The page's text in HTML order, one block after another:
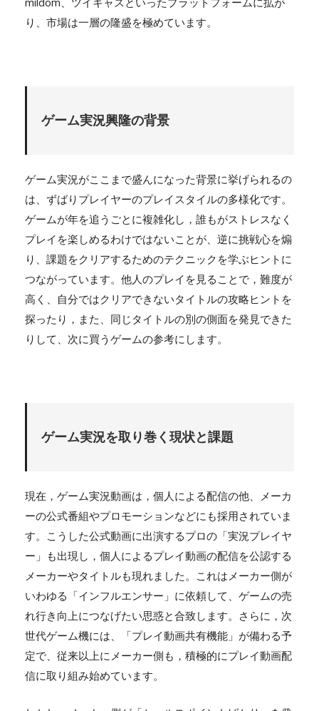
り、市場は一層の隆盛を極めています。
ゲーム実況興隆の背景
ゲーム実況がここまで盛んになった背景に挙げられるの
は、ずばりプレイヤーのプレイスタイルの多様化です。
ゲームが年を追うごとに複雑化し，誰もがストレスなく
プレイを楽しめるわけではないことが、逆に挑戦心を煽
り、課題をクリアするためのテクニックを学ぶヒントに
つながっています。他人のプレイを見ることで，難度が
高く、自分ではクリアできないタイトルの攻略ヒントを
探ったり，また、同じタイトルの別の側面を発見できた
りして、次に買うゲームの参考にします。
ゲーム実況を取り巻く現状と課題
現在，ゲーム実況動画は，個人による配信の他、メーカ
ーの公式番組やプロモーションなどにも採用されていま
す。こうした公式動画に出演するプロの「実況プレイヤ
ー」も出現し，個人によるプレイ動画の配信を公認する
メーカーやタイトルも現れました。これはメーカー側が
いわゆる「インフルエンサー」に依頼して、ゲームの売
れ行き向上につなげたい思惑と合致します。さらに，次
世代ゲーム機には、「プレイ動画共有機能」が備わる予
定で、従来以上にメーカー側も，積極的にプレイ動画配
信に取り組み始めています。